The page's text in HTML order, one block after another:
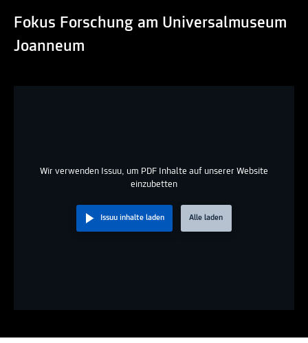
Fokus Forschung am Universalmuseum
Joanneum
Wir verwenden Issuu, um PDF Inhalte auf unserer Website
einzubetten
Issuu inhalte laden Alle laden